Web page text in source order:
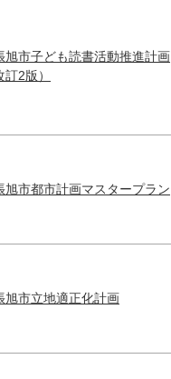
旭市子ども読書活動推進計画
訂2版）
旭市都市計画マスタープラン
旭市立地適正化計画